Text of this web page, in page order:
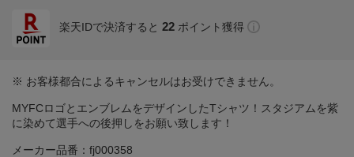
楽天IDで決済すると 22 ポイント獲得
※ お客様都合によるキャンセルはお受けできません。
MYFCロゴとエンブレムをデザインしたTシャツ！スタジアムを紫
に染めて選手への後押しをお願い致します！
メーカー品番：fj000358